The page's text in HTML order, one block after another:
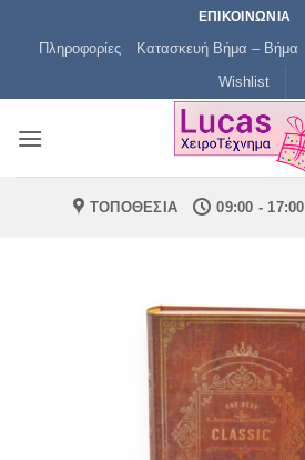
ΕΠΙΚΟΙΝΩΝΙΑ
Πληροφορίες Κατασκευή Βήμα – Βήμα
Wishlist
ΤΟΠΟΘΕΣΙΑ 09:00 - 17:00